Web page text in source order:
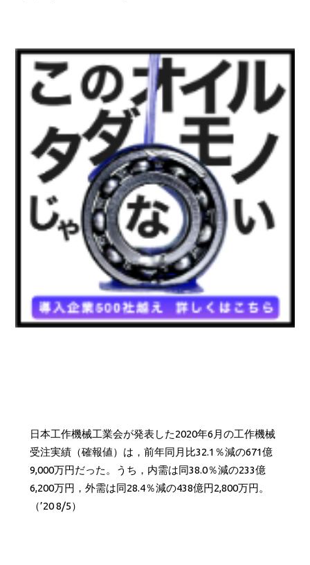
日本工作機械工業会が発表した2020年6月の工作機械
受注実績（確報値）は，前年同月比32.1％減の671億
9,000万円だった。うち，内需は同38.0％減の233億
6,200万円，外需は同28.4％減の438億円2,800万円。
（’20 8/5）